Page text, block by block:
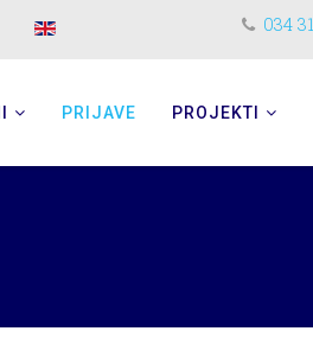
034
PRIJAVE PROJEKTI